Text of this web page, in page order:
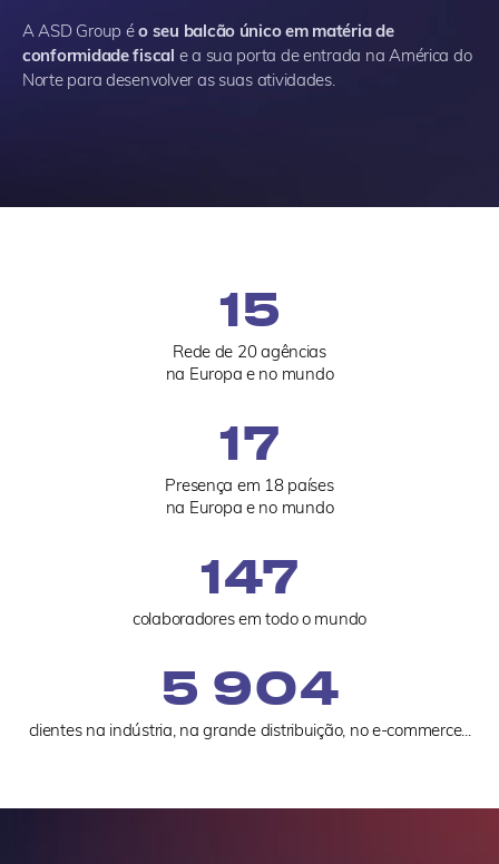
A ASD Group éo seu balcão único em matéria de
conformidade fiscal e a sua porta de entrada na América do
Norte para desenvolver as suas atividades.
Rede de 20 agências
na Europa e no mundo
20
Presença em 18 países
na Europa e no mundo
18
colaboradores em todo o mundo
150
clientes na indústria, na grande distribuição, no e-commerce...
6 000